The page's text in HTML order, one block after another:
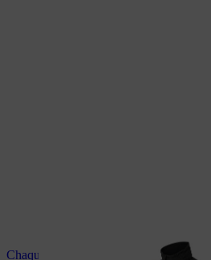
Chaqueta de protección para las